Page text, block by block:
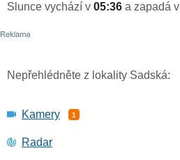
Slunce vychází v 05:36 a zapadá v
Nepřehlédněte z lokality Sadská:
Kamery 1
Radar